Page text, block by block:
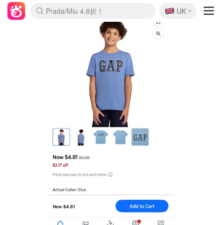
麦卢卡蜂蜜夏促！个位数！
Prada/Miu 4.8折！
啥？必胜客披萨5折！
🇬🇧
UK